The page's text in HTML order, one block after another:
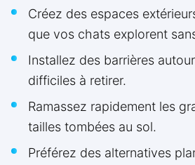
Créez des espaces
que vos chats explorent
Installez des barrières
difficiles à retirer.
Ramassez rapidement les
tailles tombées au sol.
Préférez des alternatives